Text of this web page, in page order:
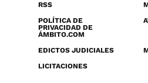
RSS
POLÍTICA DE
PRIVACIDAD DE
ÁMBITO.COM
EDICTOS JUDICIALES
LICITACIONES